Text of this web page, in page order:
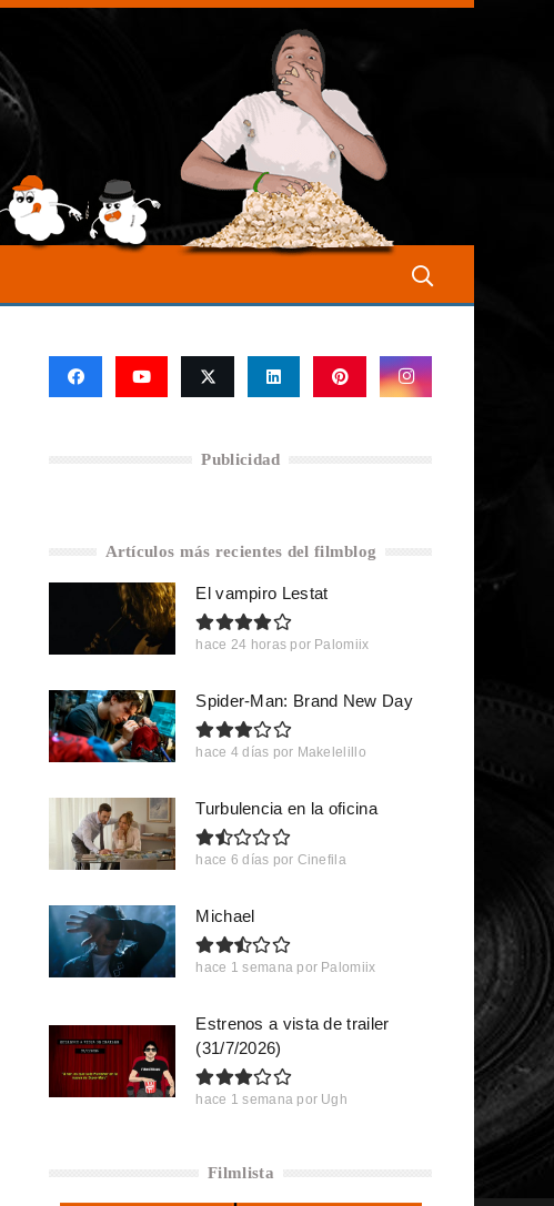
Publicidad
Artículos más recientes del filmblog
El vampiro Lestat
hace 24 horas por Palomiix
Spider-Man: Brand New Day
hace 4 días por Makelelillo
Turbulencia en la oficina
hace 6 días por Cinefila
Michael
hace 1 semana por Palomiix
Estrenos a vista de trailer
(31/7/2026)
hace 1 semana por Ugh
Filmlista